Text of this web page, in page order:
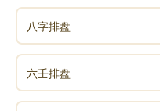
八字排盘
六壬排盘